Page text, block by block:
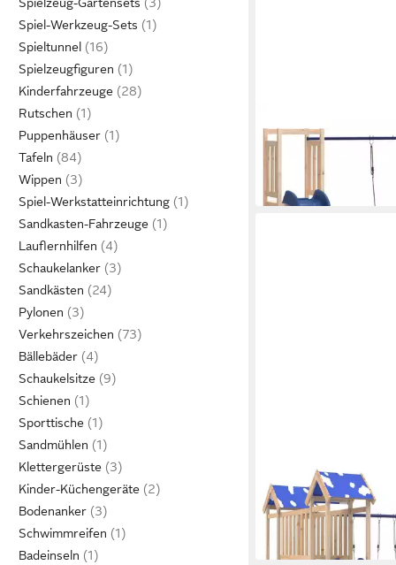
Spiel-Werkzeug-Sets
Spieltunnel
Spielzeugfiguren
Kinderfahrzeuge
Rutschen
Puppenhäuser
Tafeln
Wippen
Spiel-Werkstatteinrichtung
Sandkasten-Fahrzeuge
Lauflernhilfen
Schaukelanker
Sandkästen
Pylonen
Verkehrszeichen
Bällebäder
Schaukelsitze
Schienen
Sporttische
Sandmühlen
Klettergerüste
Kinder-Küchengeräte
Bodenanker
Schwimmreifen
Badeinseln
Spielturm Spielturm
Kiefer
220,99 €
in 5-6 Werktagen bei dir
Spielturm Spielturm
Kiefer
390,99 €
in 5-6 Werktagen bei dir